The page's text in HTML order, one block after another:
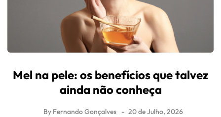
Mel na pele: os benefícios que talvez
ainda não conheça
By Fernando Gonçalves 20 de Julho, 2026